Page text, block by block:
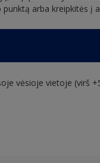
arba kreipkitės į
vėsioje vietoje (virš